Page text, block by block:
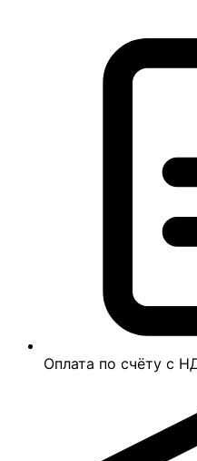
Оплата по счёту с